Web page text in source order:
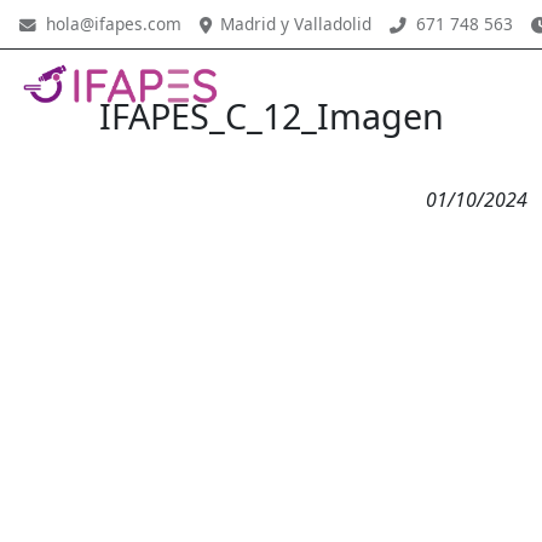
hola@ifapes.com Madrid y Valladolid 671 748 563
IFAPES_C_12_Imagen
01/10/2024